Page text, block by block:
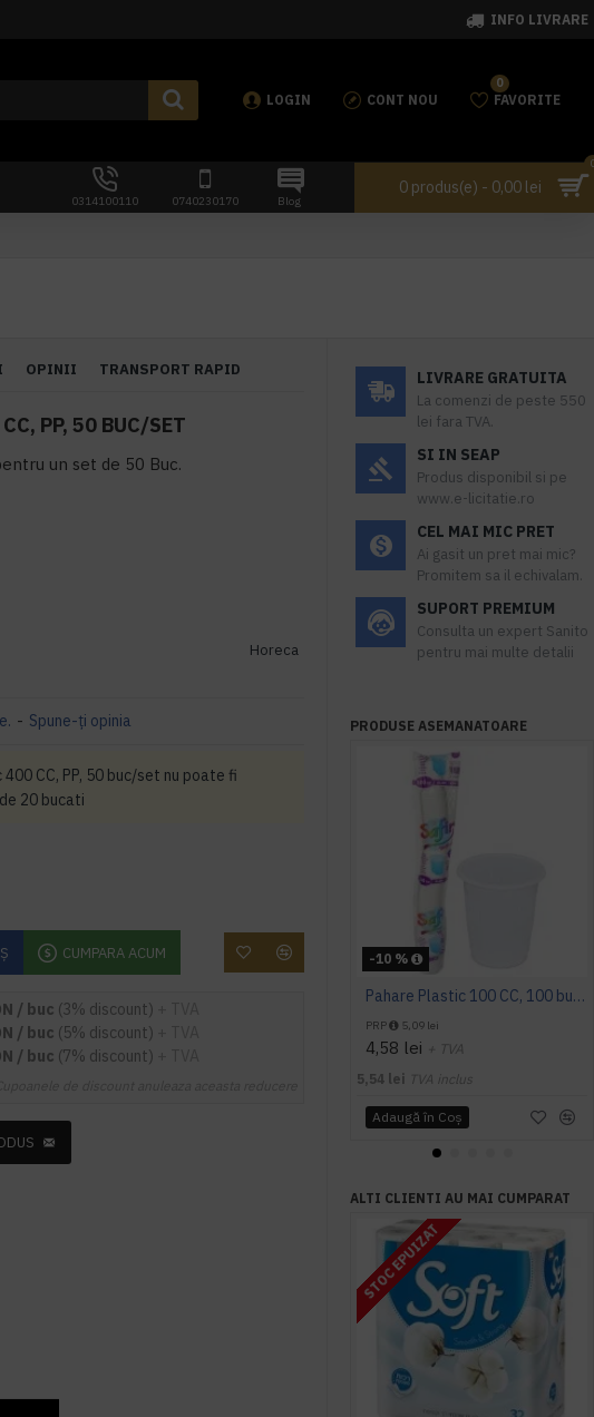
INFO LIVRARE
LOGIN CONT NOU FAVORITE
0
0314100110 0740230170 Blog
0 produs(e) - 0,00 lei
OPINII TRANSPORT RAPID
PP, 50 BUC/SET
un set de 50 Buc.
Horeca
- Spune-ţi opinia
CUMPARA ACUM
CC, PP, 50 buc/set nu poate fi
20 bucati
/ buc (3% discount)
/ buc (5% discount)
/ buc (7% discount)
LIVRARE GRATUITA
La comenzi de peste 550
lei fara TVA.
SI IN SEAP
Produs disponibil si pe
www.e-licitatie.ro
CEL MAI MIC PRET
Ai gasit un pret mai mic?
Promitem sa il echivalam.
SUPORT PREMIUM
Consulta un expert Sanito
pentru mai multe detalii
PRODUSE ASEMANATOARE
-10 %
Pahare Plastic 100 CC, 100 buc/set
PRP 5,09 lei
4,58 lei + TVA
5,54 lei TVA inclus
Adaugă în Coş
ALTI CLIENTI AU MAI CUMPARAT
STOC EPUIZAT